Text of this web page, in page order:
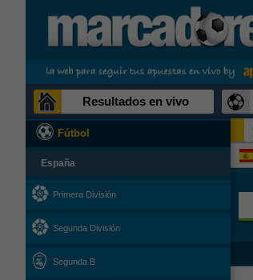
Resultados en vivo
Fútbol
España
Primera División
Segunda División
Segunda B